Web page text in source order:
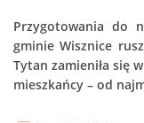
Przygotowania do
gminie Wisznice
Tytan zamieniła się
mieszkańcy – od